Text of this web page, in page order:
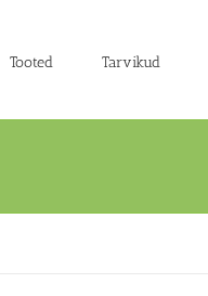
Tooted Tarvikud